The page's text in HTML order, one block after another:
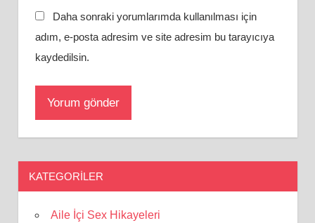
Daha sonraki yorumlarımda kullanılması için
adım, e-posta adresim ve site adresim bu tarayıcıya
kaydedilsin.
KATEGORILER
Aile İçi Sex Hikayeleri